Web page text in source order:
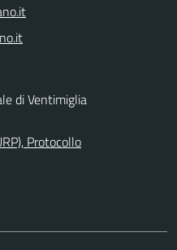
di Ventimiglia
Protocollo